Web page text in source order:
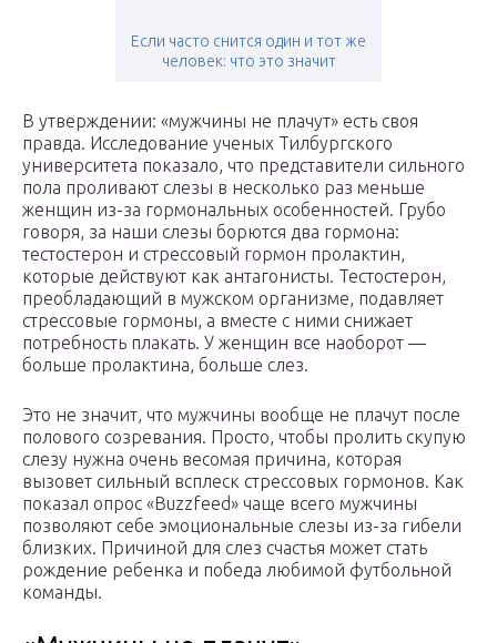
Если часто снится один и тот же
человек: что это значит
В утверждении: «мужчины не плачут» есть своя
правда. Исследование ученых Тилбургского
университета показало, что представители сильного
пола проливают слезы в несколько раз меньше
женщин из-за гормональных особенностей. Грубо
говоря, за наши слезы борются два гормона:
тестостерон и стрессовый гормон пролактин,
которые действуют как антагонисты. Тестостерон,
преобладающий в мужском организме, подавляет
стрессовые гормоны, а вместе с ними снижает
потребность плакать. У женщин все наоборот —
больше пролактина, больше слез.
Это не значит, что мужчины вообще не плачут после
полового созревания. Просто, чтобы пролить скупую
слезу нужна очень весомая причина, которая
вызовет сильный всплеск стрессовых гормонов. Как
показал опрос «Buzzfeed» чаще всего мужчины
позволяют себе эмоциональные слезы из-за гибели
близких. Причиной для слез счастья может стать
рождение ребенка и победа любимой футбольной
команды.